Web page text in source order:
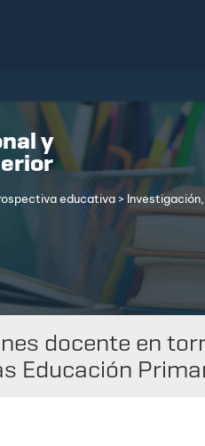
y
educativa >
docente en
Educación